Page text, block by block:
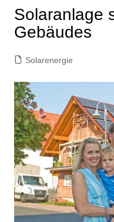
Solaranlage
Gebäudes
Solarenergie